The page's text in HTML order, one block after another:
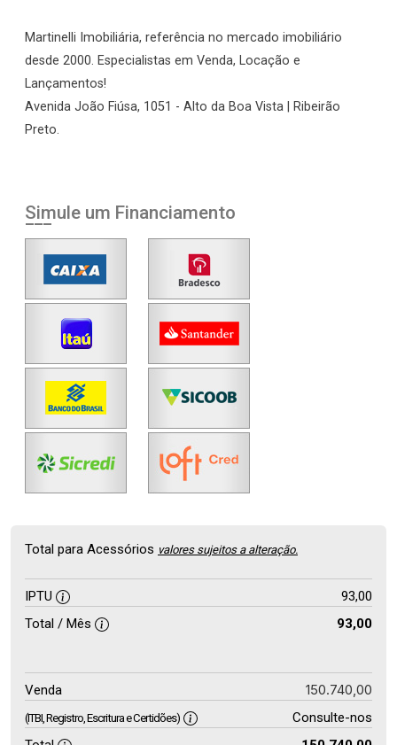
Martinelli Imobiliária, referência no mercado imobiliário
desde 2000. Especialistas em Venda, Locação e
Lançamentos!
Avenida João Fiúsa, 1051 - Alto da Boa Vista | Ribeirão
Preto.
Simule um Financiamento
Total para Acessórios valores sujeitos a alteração.
IPTU
93,00
Total / Mês
93,00
Venda 150.740,00
(ITBI, Registro, Escritura e Certidões)
Consulte-nos